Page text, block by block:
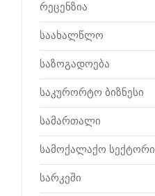
რეცენზია
საახალწლო
საზოგადოება
საკურორტო ბიზნესი
სამართალი
სამოქალაქო სექტორი
სარკეში